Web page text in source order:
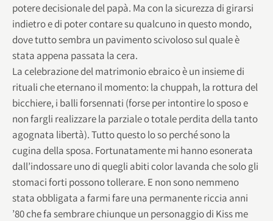
potere decisionale del papà. Ma con la sicurezza di girarsi
indietro e di poter contare su qualcuno in questo mondo,
dove tutto sembra un pavimento scivoloso sul quale è
stata appena passata la cera.
La celebrazione del matrimonio ebraico è un insieme di
rituali che eternano il momento: la chuppah, la rottura del
bicchiere, i balli forsennati (forse per intontire lo sposo e
non fargli realizzare la parziale o totale perdita della tanto
agognata libertà). Tutto questo lo so perché sono la
cugina della sposa. Fortunatamente mi hanno esonerata
dall’indossare uno di quegli abiti color lavanda che solo gli
stomaci forti possono tollerare. E non sono nemmeno
stata obbligata a farmi fare una permanente riccia anni
’80 che fa sembrare chiunque un personaggio di Kiss me